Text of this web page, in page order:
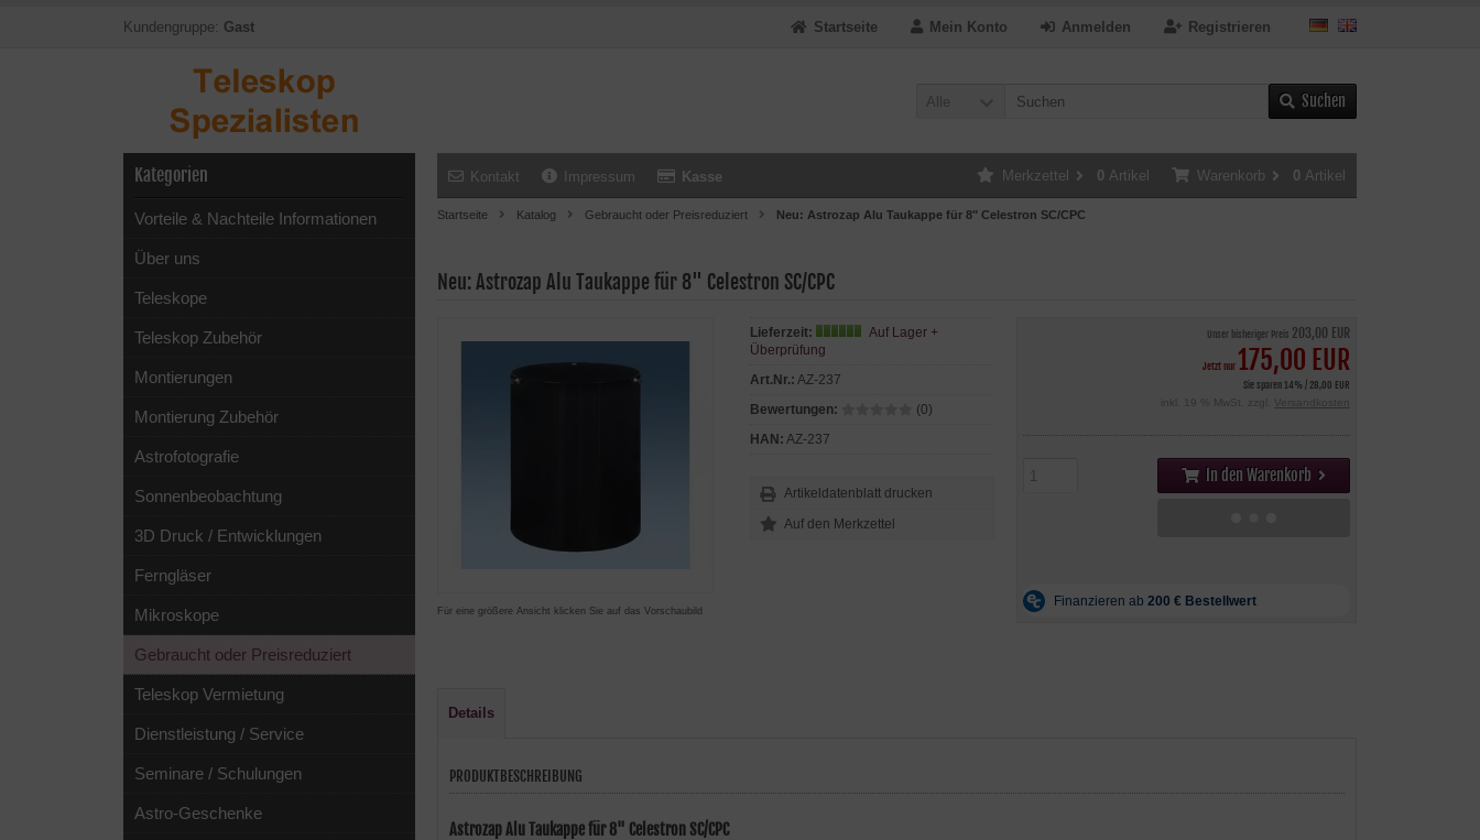
Kundengruppe: Gast Registrieren
Anmelden
Mein Konto
Startseite
Alle Suchen
Kontakt Impressum Kasse Warenkorb 0 Artikel
Merkzettel 0 Artikel
Startseite Katalog Gebraucht oder Preisreduziert Neu: Astrozap Alu Taukappe für 8" Celestron SC/CPC
Neu: Astrozap Alu Taukappe für 8" Celestron SC/CPC
Für eine größere Ansicht klicken Sie auf das Vorschaubild
Unser bisheriger Preis 203,00 EUR
Jetzt nur175,00 EUR
Sie sparen 14% / 28,00 EUR
inkl. 19 % MwSt. zzgl.
Versandkosten
In den Warenkorb
Lieferzeit:
Auf Lager +
Überprüfung
Art.Nr.: AZ-237
Bewertungen:
(0)
HAN: AZ-237
Artikeldatenblatt drucken
Details
PRODUKTBESCHREIBUNG
Astrozap Alu Taukappe für 8" Celestron SC/CPC
Kategorien
Vorteile & Nachteile Informationen
Über uns
Teleskope
Teleskop Zubehör
Montierungen
Montierung Zubehör
Astrofotografie
Sonnenbeobachtung
3D Druck / Entwicklungen
Ferngläser
Mikroskope
Gebraucht oder Preisreduziert
Teleskop Vermietung
Dienstleistung / Service
Seminare / Schulungen
Astro-Geschenke